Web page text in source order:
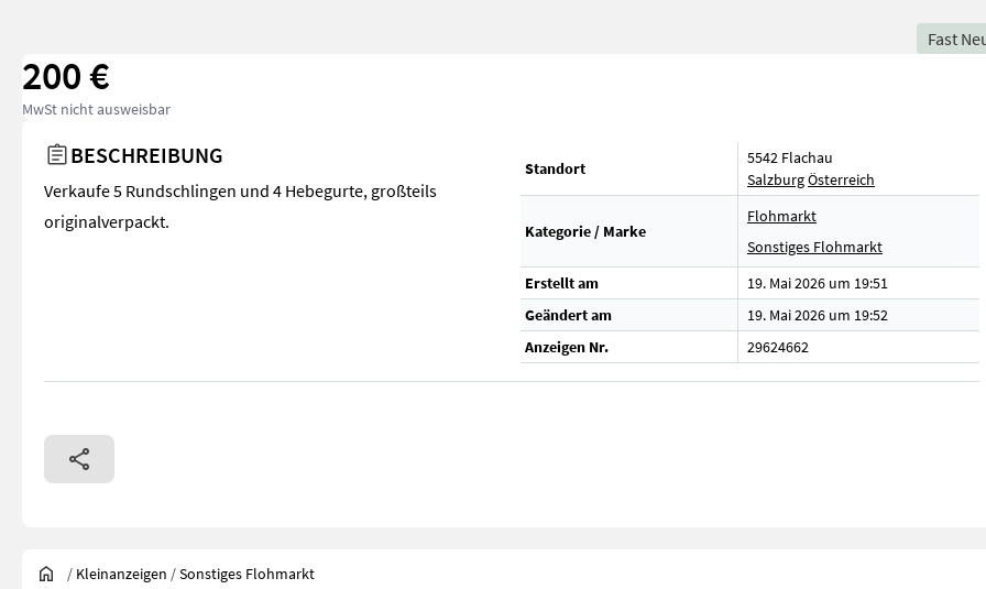
Fast
200 €
MwSt nicht ausweisbar
BESCHREIBUNG
Verkaufe 5 Rundschlingen und 4 Hebegurte, großteils
originalverpackt.
Standort
5542 Flachau
SalzburgÖsterreich
Kategorie / Marke
Flohmarkt
Sonstiges Flohmarkt
Erstellt am
19. Mai 2026 um 19:51
Geändert am
19. Mai 2026 um 19:52
Anzeigen Nr.
29624662
/ Kleinanzeigen /Sonstiges Flohmarkt